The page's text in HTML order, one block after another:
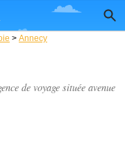
> Annecy
de voyage située avenue